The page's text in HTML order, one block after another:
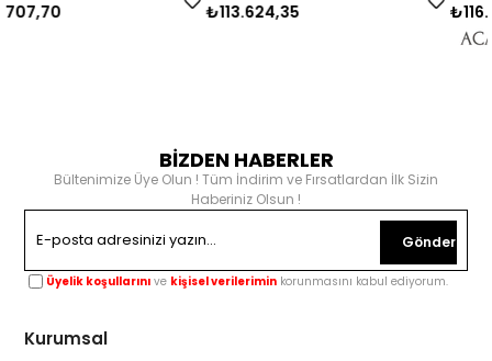
₺113.624,35 ₺116.044,75
BİZDEN HABERLER
Bültenimize Üye Olun ! Tüm İndirim ve Fırsatlardan İlk Sizin
Haberiniz Olsun !
Gönder
Üyelik koşullarını ve kişisel verilerimin korunmasını kabul ediyorum.
Kurumsal